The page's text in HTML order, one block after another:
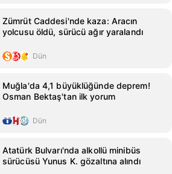
Zümrüt Caddesi'nde kaza: Aracın
yolcusu öldü, sürücü ağır yaralandı
Dün
Muğla'da 4,1 büyüklüğünde deprem!
Osman Bektaş'tan ilk yorum
Dün
Atatürk Bulvarı'nda alkollü minibüs
sürücüsü Yunus K. gözaltına alındı